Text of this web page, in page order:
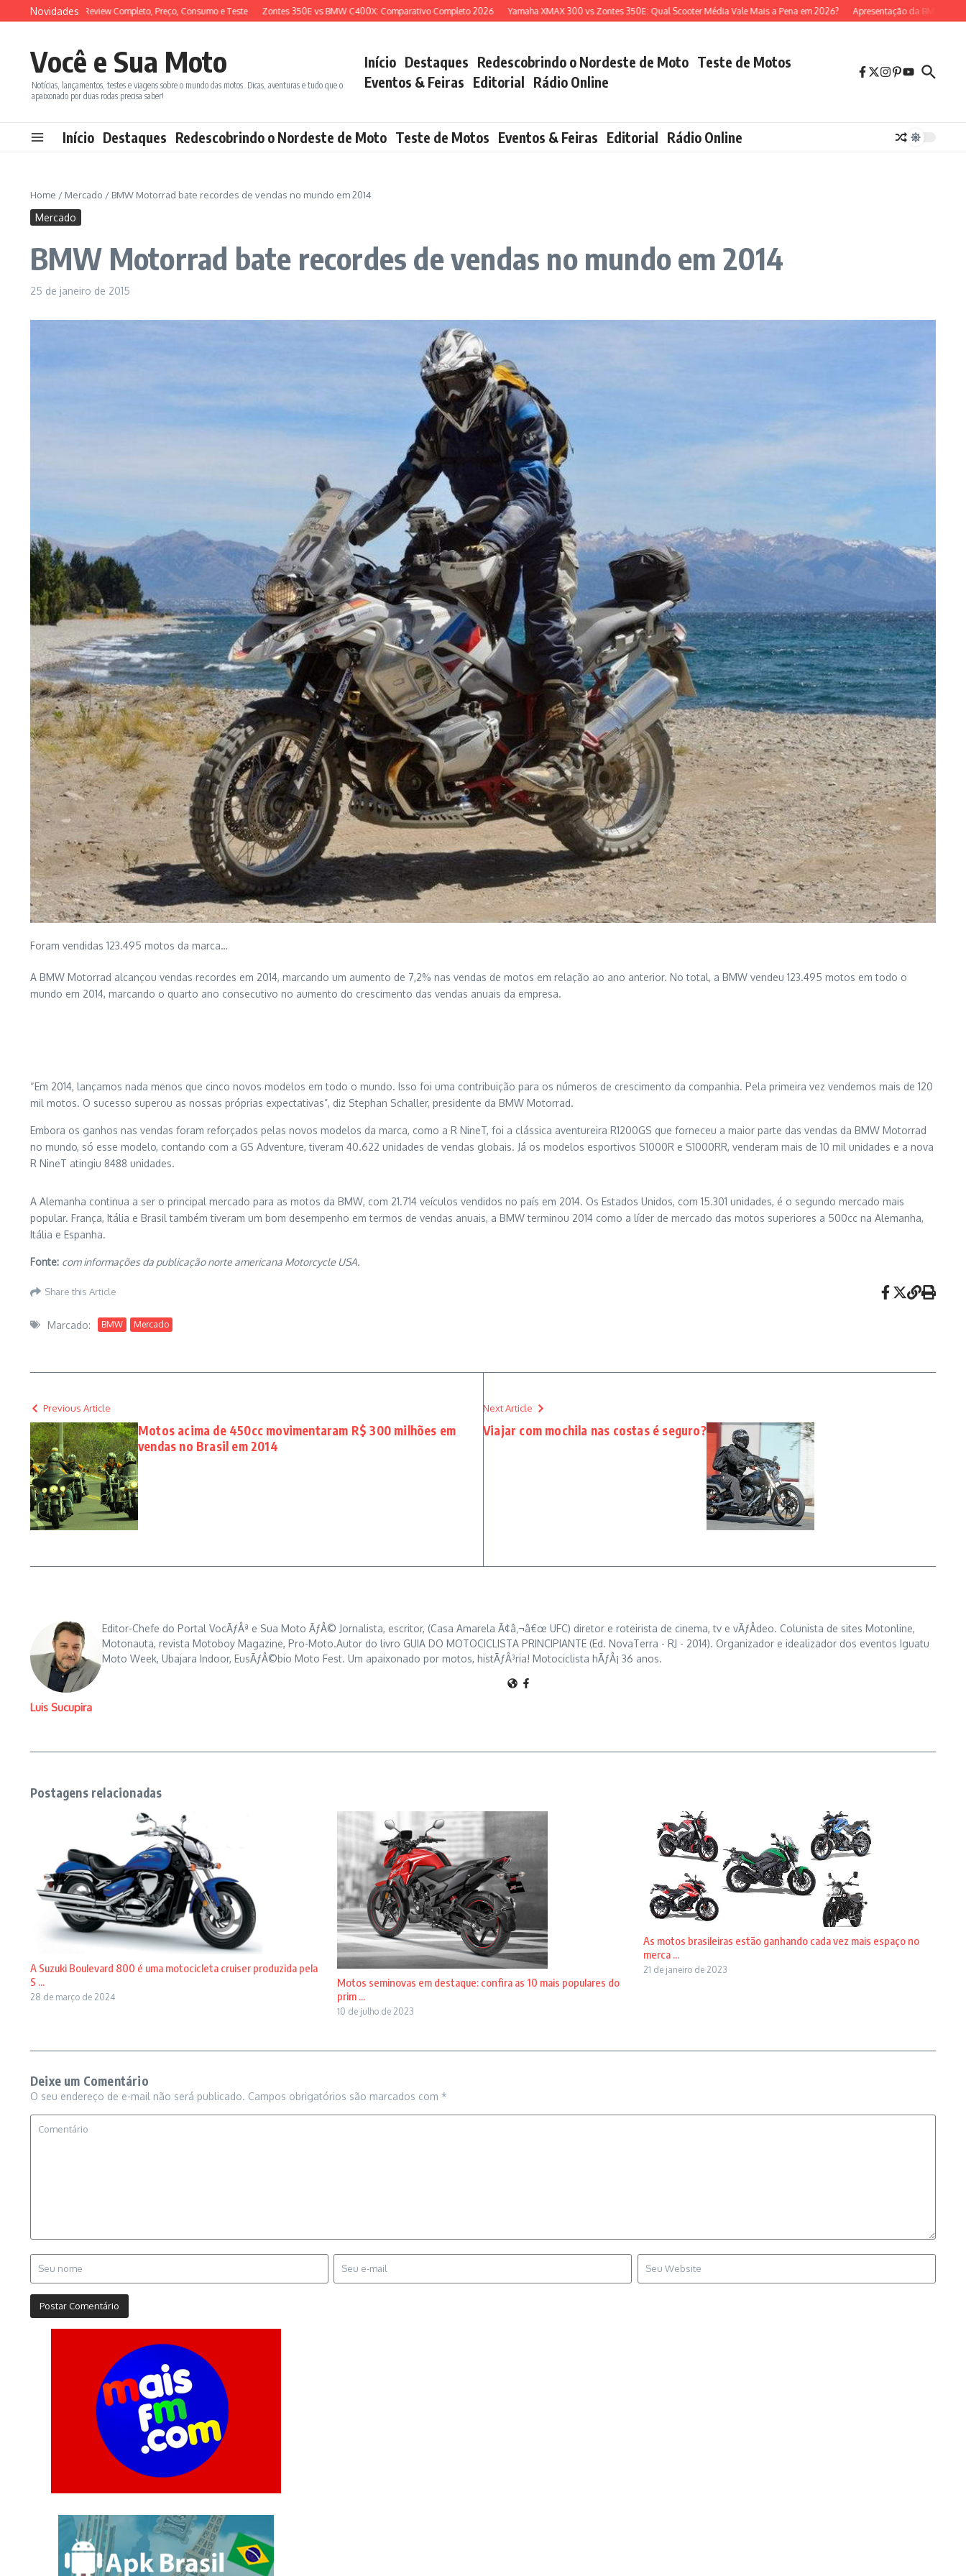
Ir para o conteúdo
Novidades
150 2026: Review Completo, Preço, Consumo e Teste Zontes 350E vs BMW C400X: Comparativo Completo 2026 Yamaha XMAX 300 vs Zontes 350E: Qual Scooter Média Vale Mais a Pena em 2026? Apresentação da BMW R 1300 GS
Você e Sua Moto
Notícias, lançamentos, testes e viagens sobre o mundo das motos. Dicas, aventuras e tudo que o
apaixonado por duas rodas precisa saber!
Início Destaques Redescobrindo o Nordeste de Moto Teste de Motos
Eventos & Feiras Editorial Rádio Online
Início Destaques Redescobrindo o Nordeste de Moto Teste de Motos Eventos & Feiras Editorial Rádio Online
Home / Mercado / BMW Motorrad bate recordes de vendas no mundo em 2014
Mercado
BMW Motorrad bate recordes de vendas no mundo em 2014
25 de janeiro de 2015
Foram vendidas 123.495 motos da marca…
A BMW Motorrad alcançou vendas recordes em 2014, marcando um aumento de 7,2% nas vendas de motos em relação ao ano anterior. No total, a BMW vendeu 123.495 motos em todo o
mundo em 2014, marcando o quarto ano consecutivo no aumento do crescimento das vendas anuais da empresa.
“Em 2014, lançamos nada menos que cinco novos modelos em todo o mundo. Isso foi uma contribuição para os números de crescimento da companhia. Pela primeira vez vendemos mais de 120
mil motos. O sucesso superou as nossas próprias expectativas”, diz Stephan Schaller, presidente da BMW Motorrad.
Embora os ganhos nas vendas foram reforçados pelas novos modelos da marca, como a R NineT, foi a clássica aventureira R1200GS que forneceu a maior parte das vendas da BMW Motorrad
no mundo, só esse modelo, contando com a GS Adventure, tiveram 40.622 unidades de vendas globais. Já os modelos esportivos S1000R e S1000RR, venderam mais de 10 mil unidades e a nova
R NineT atingiu 8488 unidades.
A Alemanha continua a ser o principal mercado para as motos da BMW, com 21.714 veículos vendidos no país em 2014. Os Estados Unidos, com 15.301 unidades, é o segundo mercado mais
popular. França, Itália e Brasil também tiveram um bom desempenho em termos de vendas anuais, a BMW terminou 2014 como a líder de mercado das motos superiores a 500cc na Alemanha,
Itália e Espanha.
Fonte: com informações da publicação norte americana Motorcycle USA.
Share this Article
Marcado: BMW Mercado
Previous Article
Motos acima de 450cc movimentaram R$ 300 milhões em
vendas no Brasil em 2014
Next Article
Viajar com mochila nas costas é seguro?
Luis Sucupira
Editor-Chefe do Portal VocÃƒÂª e Sua Moto ÃƒÂ© Jornalista, escritor, (Casa Amarela Ã¢â‚¬â€œ UFC) diretor e roteirista de cinema, tv e vÃƒÂ­deo. Colunista de sites Motonline,
Motonauta, revista Motoboy Magazine, Pro-Moto.Autor do livro GUIA DO MOTOCICLISTA PRINCIPIANTE (Ed. NovaTerra - RJ - 2014). Organizador e idealizador dos eventos Iguatu
Moto Week, Ubajara Indoor, EusÃƒÂ©bio Moto Fest. Um apaixonado por motos, histÃƒÂ³ria! Motociclista hÃƒÂ¡ 36 anos.
Postagens relacionadas
A Suzuki Boulevard 800 é uma motocicleta cruiser produzida pela
S ...
28 de março de 2024
Motos seminovas em destaque: confira as 10 mais populares do
prim ...
10 de julho de 2023
As motos brasileiras estão ganhando cada vez mais espaço no
merca ...
21 de janeiro de 2023
Deixe um Comentário
O seu endereço de e-mail não será publicado. Campos obrigatórios são marcados com *